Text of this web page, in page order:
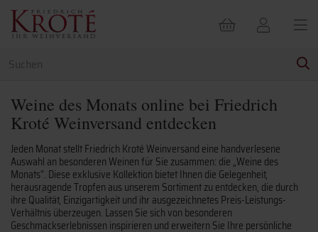
Weine des Monats online bei Friedrich
Kroté Weinversand entdecken
Jeden Monat stellt Friedrich Kroté Weinversand eine handverlesene
Auswahl an besonderen Weinen für Sie zusammen: die „Weine des
Monats“. Diese exklusive Kollektion bietet Ihnen die Gelegenheit,
herausragende Tropfen aus unserem Sortiment zu entdecken, die durch
ihre Qualität, Einzigartigkeit und ihr ausgezeichnetes Preis-Leistungs-
Verhältnis überzeugen. Lassen Sie sich von besonderen
Geschmackserlebnissen inspirieren und erweitern Sie Ihre persönliche